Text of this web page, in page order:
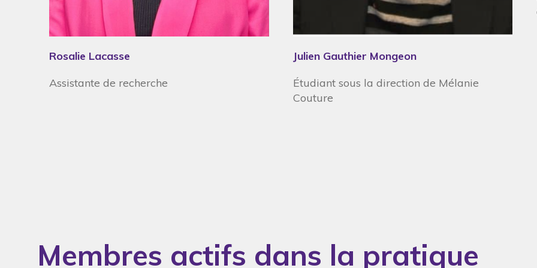
Rosalie Lacasse
Assistante de recherche
Julien Gauthier Mongeon
Étudiant sous la direction de Mélanie
Couture
Membres actifs dans la pratique